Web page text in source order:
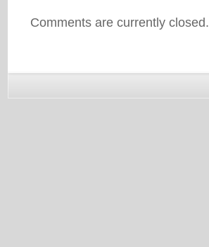
Comments are currently closed.